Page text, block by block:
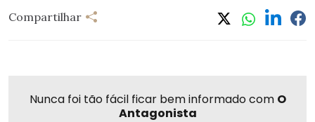
Compartilhar
Nunca foi tão fácil ficar bem informado com O
Antagonista